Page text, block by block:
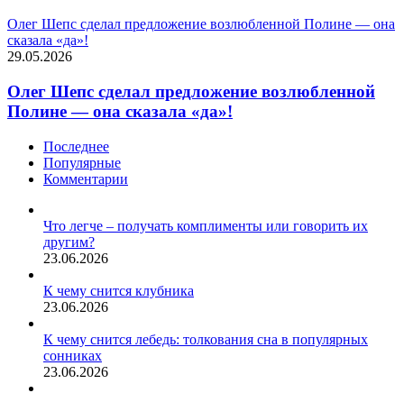
Олег Шепс сделал предложение возлюбленной Полине — она
сказала «да»!
29.05.2026
Олег Шепс сделал предложение возлюбленной
Полине — она сказала «да»!
Последнее
Популярные
Комментарии
Что легче – получать комплименты или говорить их
другим?
23.06.2026
К чему снится клубника
23.06.2026
К чему снится лебедь: толкования сна в популярных
сонниках
23.06.2026